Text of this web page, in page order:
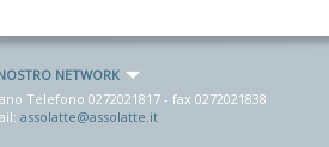
NETWORK
Telefono 0272021817- fax 0272021838
assolatte@assolatte.it